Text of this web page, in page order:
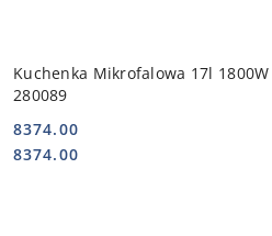
Kuchenka Mikrofalowa 17l
280089
Cena:
8374.00
Cena:
8374.00